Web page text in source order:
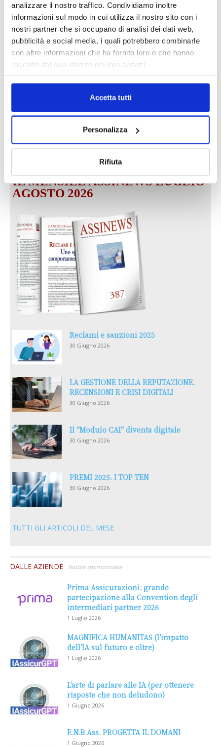
analizzare il nostro traffico. Condividiamo inoltre
informazioni sul modo in cui utilizza il nostro sito con i
nostri partner che si occupano di analisi dei dati web,
pubblicità e social media, i quali potrebbero combinarle
con altre informazioni che ha fornito loro o che hanno
raccolto dal suo utilizzo dei loro servizi.
Accetta tutti
Personalizza
Rifiuta
DALLE AZIENDENotizie sponsorizzate
1 Luglio 2026
dell’IA sul futuro e oltre)
IL MENSILE ASSINEWS LUGLIO-
AGOSTO 2026
Reclami e sanzioni 2025
30 Giugno 2026
LA GESTIONE DELLA REPUTAZIONE.
RECENSIONI E CRISI DIGITALI
30 Giugno 2026
Il “Modulo CAI” diventa digitale
30 Giugno 2026
PREMI 2025. I TOP TEN
30 Giugno 2026
TUTTI GLI ARTICOLI DEL MESE
DALLE AZIENDE Notizie sponsorizzate
Prima Assicurazioni: grande
partecipazione alla Convention degli
intermediari partner 2026
1 Luglio 2026
MAGNIFICA HUMANITAS (l’impatto
dell’IA sul futuro e oltre)
1 Luglio 2026
L’arte di parlare alle IA (per ottenere
risposte che non deludono)
1 Giugno 2026
E.N.B.Ass. PROGETTA IL DOMANI
1 Giugno 2026